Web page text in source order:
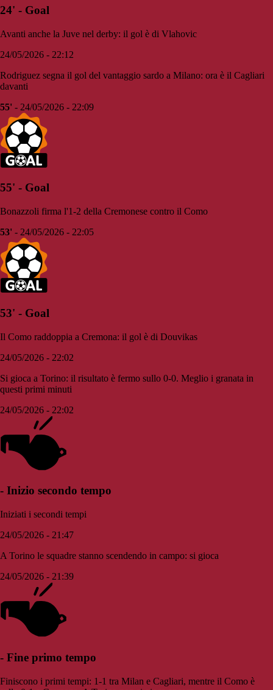
24' - Goal
Avanti anche la Juve nel derby: il gol è di Vlahovic
24/05/2026 - 22:12
Rodriguez segna il gol del vantaggio sardo a Milano: ora è il Cagliari
davanti
55' - 24/05/2026 - 22:09
55' - Goal
Bonazzoli firma l'1-2 della Cremonese contro il Como
53' - 24/05/2026 - 22:05
53' - Goal
Il Como raddoppia a Cremona: il gol è di Douvikas
24/05/2026 - 22:02
Si gioca a Torino: il risultato è fermo sullo 0-0. Meglio i granata in
questi primi minuti
24/05/2026 - 22:02
- Inizio secondo tempo
Iniziati i secondi tempi
24/05/2026 - 21:47
A Torino le squadre stanno scendendo in campo: si gioca
24/05/2026 - 21:39
- Fine primo tempo
Finiscono i primi tempi: 1-1 tra Milan e Cagliari, mentre il Como è